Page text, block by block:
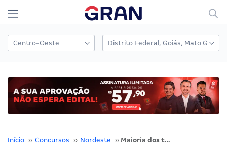
Início ›› Concursos ›› Nordeste ›› Maioria dos tribunais adota rito próprio para julgar crime organizado